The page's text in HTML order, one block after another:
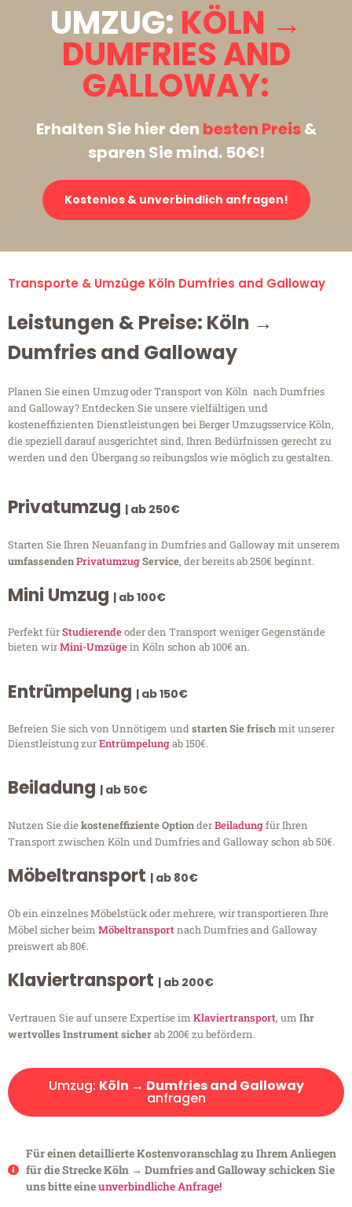
UMZUG: KÖLN →
DUMFRIES AND
GALLOWAY:
Erhalten Sie hier den besten Preis&
sparen Sie mind. 50€!
Kostenlos & unverbindlich anfragen!
Transporte & Umzüge Köln Dumfries and Galloway
Leistungen & Preise: Köln →
Dumfries and Galloway
Planen Sie einen Umzug oder Transport von Köln nach Dumfries
and Galloway? Entdecken Sie unsere vielfältigen und
kosteneffizienten Dienstleistungen bei Berger Umzugsservice Köln,
die speziell darauf ausgerichtet sind, Ihren Bedürfnissen gerecht zu
werden und den Übergang so reibungslos wie möglich zu gestalten.
Privatumzug | ab 250€
Starten Sie Ihren Neuanfang in Dumfries and Galloway mit unserem
umfassendenPrivatumzugService, der bereits ab 250€ beginnt.
Mini Umzug | ab 100€
Perfekt fürStudierendeoder den Transport weniger Gegenstände
bieten wirMini-Umzügein Köln schon ab 100€ an.
Entrümpelung | ab 150€
Befreien Sie sich von Unnötigem undstarten Sie frischmit unserer
Dienstleistung zurEntrümpelungab 150€.
Beiladung | ab 50€
Nutzen Sie diekosteneffiziente OptionderBeiladungfür Ihren
Transport zwischen Köln und Dumfries and Galloway schon ab 50€.
Möbeltransport | ab 80€
Ob ein einzelnes Möbelstück oder mehrere, wir transportieren Ihre
Möbel sicher beim Möbeltransportnach Dumfries and Galloway
preiswert ab 80€.
Klaviertransport | ab 200€
Vertrauen Sie auf unsere Expertise im Klaviertransport, um Ihr
wertvolles Instrument sicherab 200€ zu befördern.
Umzug: Köln → Dumfries and Galloway
anfragen
Für einen detaillierte Kostenvoranschlag zu Ihrem Anliegen
für die Strecke Köln → Dumfries and Galloway schicken Sie
uns bitte eineunverbindliche Anfrage!